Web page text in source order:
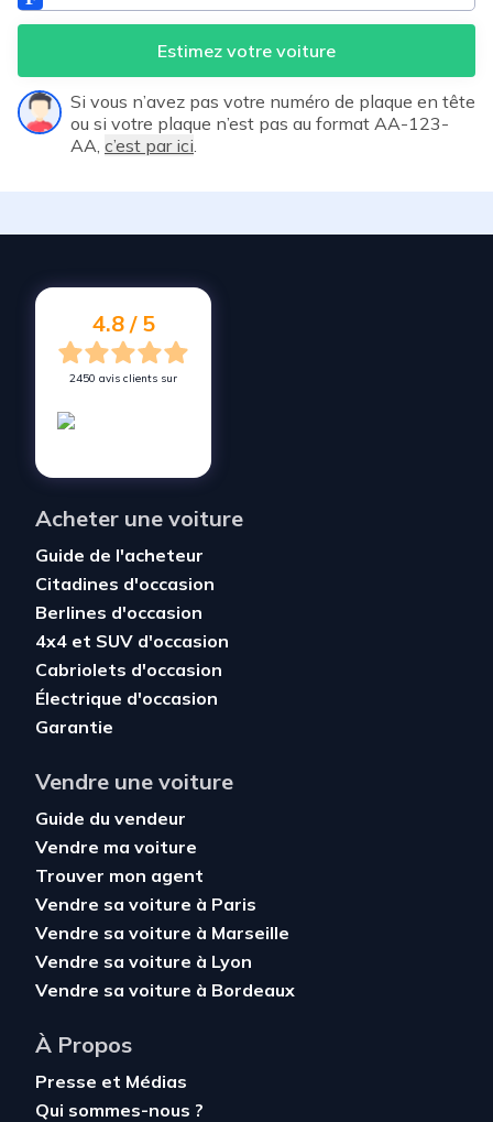
Estimez votre voiture
Si vous n’avez pas votre numéro de plaque en tête
ou si votre plaque n’est pas au format AA-123-
AA, c’est par ici
4.8 / 5
2450 avis clients sur
Acheter une voiture
Guide de l'acheteur
Citadines d'occasion
Berlines d'occasion
4x4 et SUV d'occasion
Cabriolets d'occasion
Électrique d'occasion
Garantie
Vendre une voiture
Guide du vendeur
Vendre ma voiture
Trouver mon agent
Vendre sa voiture à Paris
Vendre sa voiture à Marseille
Vendre sa voiture à Lyon
Vendre sa voiture à Bordeaux
À Propos
Presse et Médias
Qui sommes-nous ?